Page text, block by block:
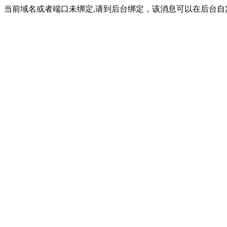
当前域名或者端口未绑定,请到后台绑定，该消息可以在后台自